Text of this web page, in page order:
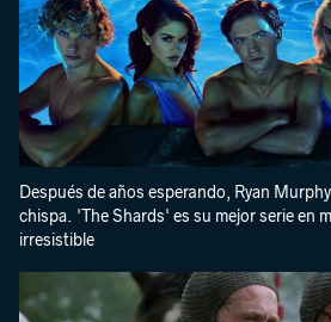
Después de años esperando, Ryan
chispa. 'The Shards' es su mejor serie en
irresistible